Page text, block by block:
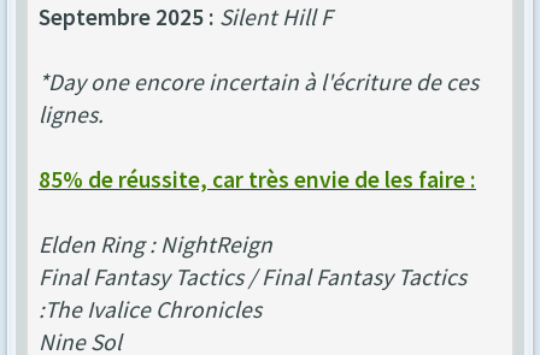
Septembre 2025 : Silent Hill F
*Day one encore incertain à l'écriture de ces
lignes.
85% de réussite, car très envie de les faire :
Elden Ring : NightReign
Final Fantasy Tactics / Final Fantasy Tactics
:The Ivalice Chronicles
Nine Sol